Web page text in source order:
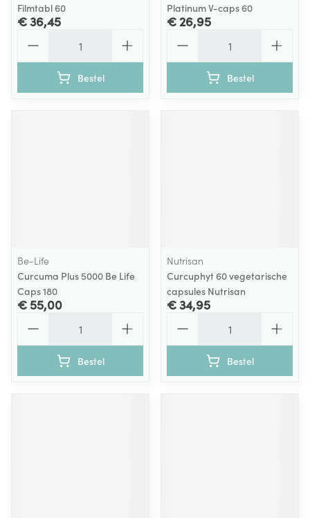
Filmtabl 60
€ 36,45
Bestel
Platinum V-caps 60
€ 26,95
Bestel
Be-Life
Curcuma Plus 5000 Be Life
Caps 180
€ 55,00
Bestel
Nutrisan
Curcuphyt 60 vegetarische
capsules Nutrisan
€ 34,95
Bestel